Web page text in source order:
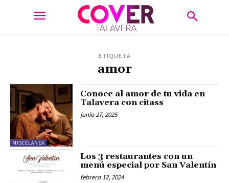
ETIQUETA
amor
MISCELANEA
Conoce al amor de tu vida en
Talavera con citass
junio 27, 2025
Los 3 restaurantes con un
menú especial por San Valentín
febrero 12, 2024